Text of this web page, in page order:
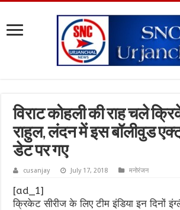
विराट कोहली की राह चले
राहुल, लंदन में इस बॉलीवुड
डेट पर गए
cusanjay July 17, 2018 मनोरंजन
[ad_1]
क्रिकेट सीरीज के लिए टीम इंडिया इन दिनों